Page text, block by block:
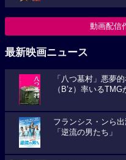
動画配信
最新映画ニュース
「八つ墓村」悪夢
（B’z）率いるTMG
フランシス・ンら
「逆流の男たち」